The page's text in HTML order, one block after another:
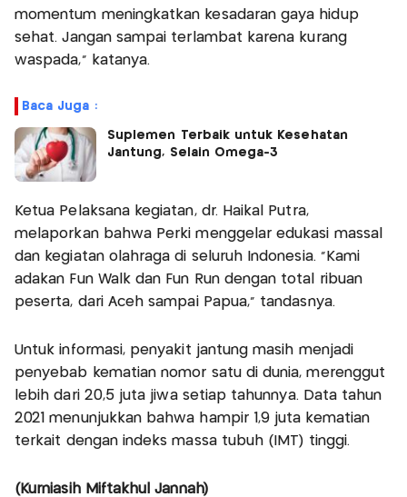
momentum meningkatkan kesadaran gaya hidup
sehat. Jangan sampai terlambat karena kurang
waspada," katanya.
Baca Juga :
Suplemen Terbaik untuk Kesehatan
Jantung, Selain Omega-3
Ketua Pelaksana kegiatan, dr. Haikal Putra,
melaporkan bahwa Perki menggelar edukasi massal
dan kegiatan olahraga di seluruh Indonesia. "Kami
adakan Fun Walk dan Fun Run dengan total ribuan
peserta, dari Aceh sampai Papua," tandasnya.
Untuk informasi, penyakit jantung masih menjadi
penyebab kematian nomor satu di dunia, merenggut
lebih dari 20,5 juta jiwa setiap tahunnya. Data tahun
2021 menunjukkan bahwa hampir 1,9 juta kematian
terkait dengan indeks massa tubuh (IMT) tinggi.
(Kurniasih Miftakhul Jannah)